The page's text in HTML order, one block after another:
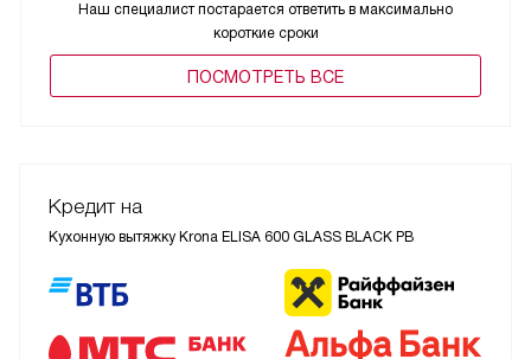
Наш специалист постарается ответить в максимально
короткие сроки
ПОCМОТРЕТЬ ВСЕ
Кредит на
Кухонную вытяжку Krona ELISA 600 GLASS BLACK PB